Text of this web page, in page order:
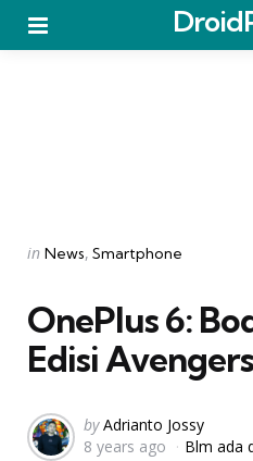
Categories
Posted
in News Smartphone
OnePlus 6:
Edisi
Posted
by
by Adrianto Jossy
8 years ago
Blm ada